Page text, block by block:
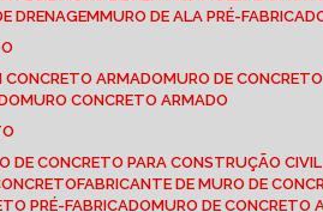
DRENAGEM MURO DE ALA PRÉ-
CONCRETO ARMADO
MURO DE
MURO CONCRETO ARMADO
DE CONCRETO PARA CONSTRUÇÃO CIVIL
FABRICANTE DE MURO DE
PRÉ-FABRICADO
MURO DE